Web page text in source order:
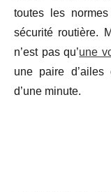
toutes les
sécurité routière.
n’est pas qu’une
une paire
d’une minute.